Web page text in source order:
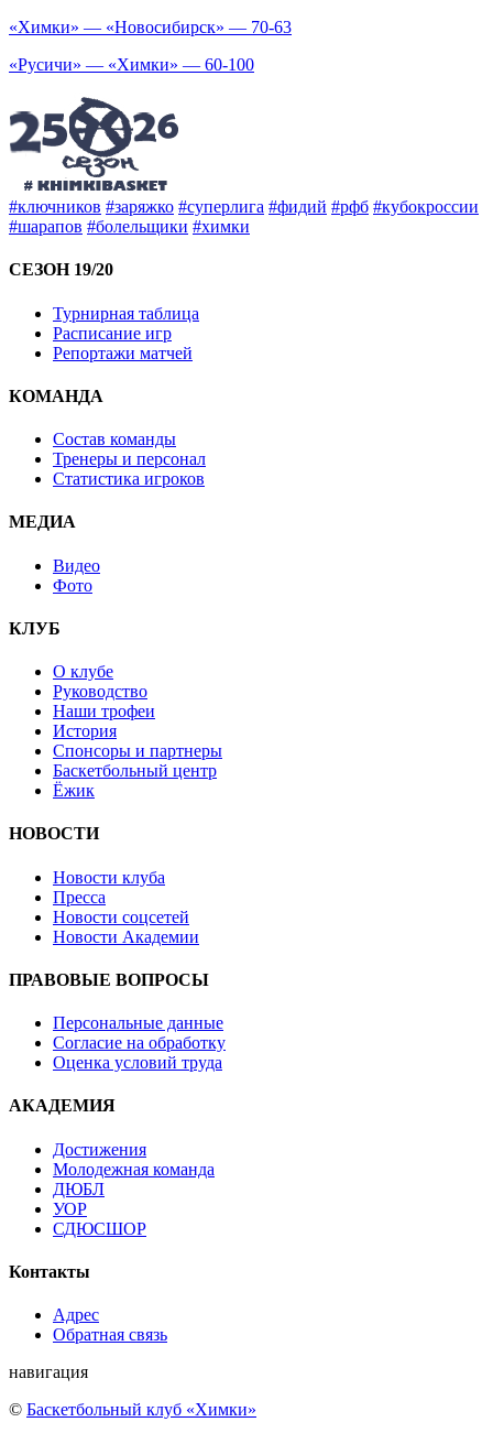
«Химки» — «Новосибирск» — 70-63
«Русичи» — «Химки» — 60-100
#ключников #заряжко #суперлига #фидий #рфб #кубокроссии
#шарапов #болельщики #химки
СЕЗОН 19/20
Турнирная таблица
Расписание игр
Репортажи матчей
КОМАНДА
Состав команды
Тренеры и персонал
Статистика игроков
МЕДИА
Видео
Фото
КЛУБ
О клубе
Руководство
Наши трофеи
История
Спонсоры и партнеры
Баскетбольный центр
Ёжик
НОВОСТИ
Новости клуба
Пресса
Новости соцсетей
Новости Академии
ПРАВОВЫЕ ВОПРОСЫ
Персональные данные
Согласие на обработку
Оценка условий труда
АКАДЕМИЯ
Достижения
Молодежная команда
ДЮБЛ
УОР
СДЮСШОР
Контакты
Адрес
Обратная связь
навигация
© Баскетбольный клуб «Химки»